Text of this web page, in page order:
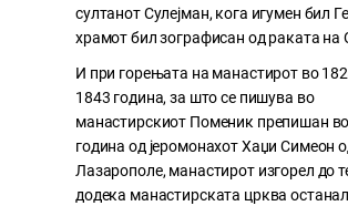
султанот Сулејман, кога игумен бил
храмот бил зографисан од раката на
И при горењата на манастирот во
1843 година, за што се пишува во
манастирскиот Поменик препишан
година од јеромонахот Хаџи Симеон
Лазарополе, манастирот изгорел до
додека манастирската црква